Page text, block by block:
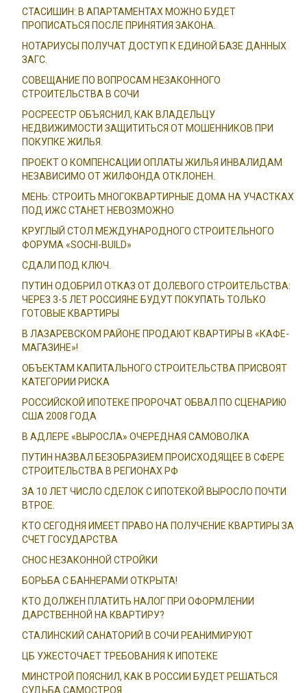
СТАСИШИН: В АПАРТАМЕНТАХ МОЖНО БУДЕТ
ПРОПИСАТЬСЯ ПОСЛЕ ПРИНЯТИЯ ЗАКОНА.
НОТАРИУСЫ ПОЛУЧАТ ДОСТУП К ЕДИНОЙ БАЗЕ ДАННЫХ
ЗАГС.
СОВЕЩАНИЕ ПО ВОПРОСАМ НЕЗАКОННОГО
СТРОИТЕЛЬСТВА В СОЧИ
РОСРЕЕСТР ОБЪЯСНИЛ, КАК ВЛАДЕЛЬЦУ
НЕДВИЖИМОСТИ ЗАЩИТИТЬСЯ ОТ МОШЕННИКОВ ПРИ
ПОКУПКЕ ЖИЛЬЯ.
ПРОЕКТ О КОМПЕНСАЦИИ ОПЛАТЫ ЖИЛЬЯ ИНВАЛИДАМ
НЕЗАВИСИМО ОТ ЖИЛФОНДА ОТКЛОНЕН.
МЕНЬ: СТРОИТЬ МНОГОКВАРТИРНЫЕ ДОМА НА УЧАСТКАХ
ПОД ИЖС СТАНЕТ НЕВОЗМОЖНО
КРУГЛЫЙ СТОЛ МЕЖДУНАРОДНОГО СТРОИТЕЛЬНОГО
ФОРУМА «SOCHI-BUILD»
СДАЛИ ПОД КЛЮЧ.
ПУТИН ОДОБРИЛ ОТКАЗ ОТ ДОЛЕВОГО СТРОИТЕЛЬСТВА:
ЧЕРЕЗ 3-5 ЛЕТ РОССИЯНЕ БУДУТ ПОКУПАТЬ ТОЛЬКО
ГОТОВЫЕ КВАРТИРЫ
В ЛАЗАРЕВСКОМ РАЙОНЕ ПРОДАЮТ КВАРТИРЫ В «КАФЕ-
МАГАЗИНЕ»!
ОБЪЕКТАМ КАПИТАЛЬНОГО СТРОИТЕЛЬСТВА ПРИСВОЯТ
КАТЕГОРИИ РИСКА
РОССИЙСКОЙ ИПОТЕКЕ ПРОРОЧАТ ОБВАЛ ПО СЦЕНАРИЮ
США 2008 ГОДА
В АДЛЕРЕ «ВЫРОСЛА» ОЧЕРЕДНАЯ САМОВОЛКА
ПУТИН НАЗВАЛ БЕЗОБРАЗИЕМ ПРОИСХОДЯЩЕЕ В СФЕРЕ
СТРОИТЕЛЬСТВА В РЕГИОНАХ РФ
ЗА 10 ЛЕТ ЧИСЛО СДЕЛОК С ИПОТЕКОЙ ВЫРОСЛО ПОЧТИ
ВТРОЕ.
КТО СЕГОДНЯ ИМЕЕТ ПРАВО НА ПОЛУЧЕНИЕ КВАРТИРЫ ЗА
СЧЕТ ГОСУДАРСТВА
СНОС НЕЗАКОННОЙ СТРОЙКИ
БОРЬБА С БАННЕРАМИ ОТКРЫТА!
КТО ДОЛЖЕН ПЛАТИТЬ НАЛОГ ПРИ ОФОРМЛЕНИИ
ДАРСТВЕННОЙ НА КВАРТИРУ?
СТАЛИНСКИЙ САНАТОРИЙ В СОЧИ РЕАНИМИРУЮТ
ЦБ УЖЕСТОЧАЕТ ТРЕБОВАНИЯ К ИПОТЕКЕ
МИНСТРОЙ ПОЯСНИЛ, КАК В РОССИИ БУДЕТ РЕШАТЬСЯ
СУДЬБА САМОСТРОЯ